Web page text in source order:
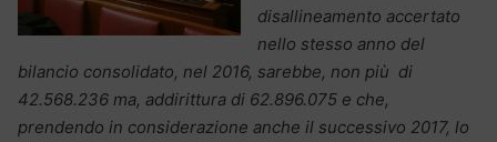
disallineamento accertato
nello stesso anno del
bilancio consolidato, nel 2016, sarebbe, non più di
42.568.236 ma, addirittura di 62.896.075 e che,
prendendo in considerazione anche il successivo 2017, lo